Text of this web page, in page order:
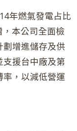
年燃氣發電占比
本公司全面檢
增進儲存及供
援台中廠及第
，以減低營運